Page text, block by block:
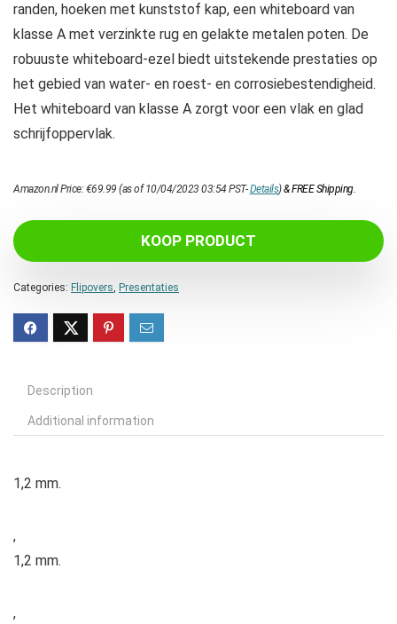
randen, hoeken met kunststof kap, een whiteboard van
klasse A met verzinkte rug en gelakte metalen poten. De
robuuste whiteboard-ezel biedt uitstekende prestaties op
het gebied van water- en roest- en corrosiebestendigheid.
Het whiteboard van klasse A zorgt voor een vlak en glad
schrijfoppervlak.
Amazon.nl Price:€69.99 (as of 10/04/2023 03:54 PST-Details)&FREE Shipping.
KOOP PRODUCT
Categories: Flipovers, Presentaties
Description
Additional information
1,2 mm.
,
1,2 mm.
,